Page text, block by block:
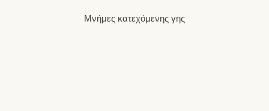
Μνήμες κατεχόμενης γης